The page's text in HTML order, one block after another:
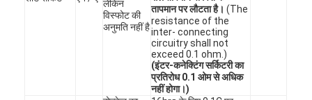
लेकिन
विस्फोट की
अनुमति नहीं है
तापमान पर लौटता है। (The
resistance of the
inter- connecting
circuitry shall not
exceed 0.1 ohm.)
(इंटर-कनेक्टिंग सर्किटरी का
प्रतिरोध 0.1 ओम से अधिक
नहीं होगा।)